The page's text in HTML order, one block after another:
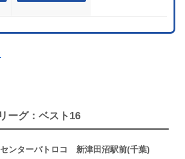
ーグ：ベスト16
ンターバトロコ 新津田沼駅前(千葉)